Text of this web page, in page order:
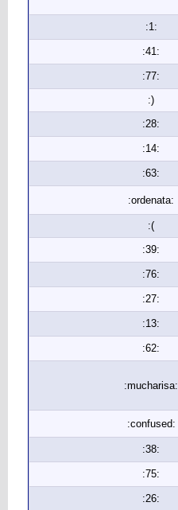
:1:
:41:
:77:
:)
:28:
:14:
:63:
:ordenata:
:(
:39:
:76:
:27:
:13:
:62:
:mucharisa:
:confused:
:38:
:75:
:26: